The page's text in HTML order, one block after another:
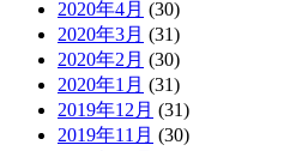
2020年4月 (30)
2020年3月 (31)
2020年2月 (30)
2020年1月 (31)
2019年12月 (31)
2019年11月 (30)